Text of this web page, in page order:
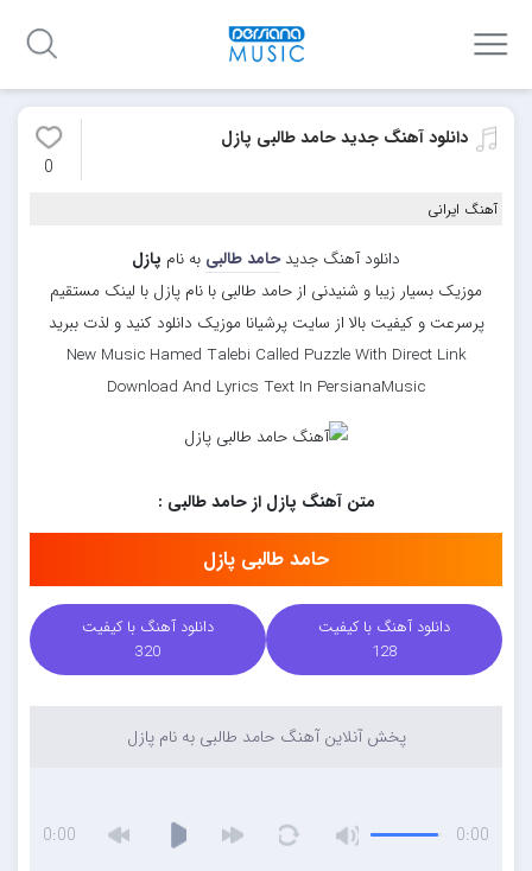
دانلود آهنگ جدید حامد طالبی پازل
0
آهنگ ایرانی
دانلود آهنگ جدیدحامد طالبی به نام پازل
موزیک بسیار زیبا و شنیدنی از حامد طالبی با نام پازل با لینک مستقیم
پرسرعت و کیفیت بالا از سایت پرشیانا موزیک دانلود کنید و لذت ببرید
New Music Hamed Talebi Called Puzzle With Direct Link
Download And Lyrics Text In PersianaMusic
متن آهنگ پازل از حامد طالبی :
حامد طالبی پازل
دانلود آهنگ با کیفیت
128
دانلود آهنگ با کیفیت
320
پخش آنلاین آهنگ حامد طالبی به نام پازل
0:00
0:00